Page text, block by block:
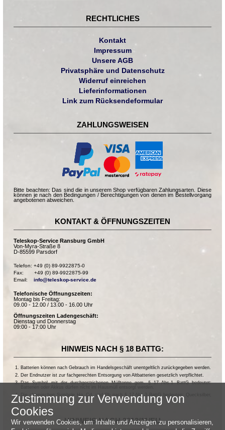
RECHTLICHES
Kontakt
Impressum
Unsere AGB
Privatsphäre und Datenschutz
Widerruf einreichen
Lieferinformationen
Link zum Rücksendeformular
ZAHLUNGSWEISEN
Bitte beachten: Das sind die in unserem Shop verfügbaren Zahlungsarten. Diese
können je nach den Bedingungen / Berechtigungen von denen im Bestellvorgang
angebotenen abweichen.
KONTAKT & ÖFFNUNGSZEITEN
Teleskop-Service Ransburg GmbH
Von-Myra-Straße 8
D-85599 Parsdorf
Telefon: +49 (0) 89-9922875-0
Fax:       +49 (0) 89-9922875-99
Email: info@teleskop-service.de
Telefonische Öffnungszeiten:
Montag bis Freitag:
09.00 - 12.00 / 13.00 - 16.00 Uhr
Öffnungszeiten Ladengeschäft:
Dienstag und Donnerstag
09:00 - 17:00 Uhr
HINWEIS NACH § 18 BATTG:
Batterien können nach Gebrauch im Handelsgeschäft unentgeltlich zurückgegeben werden.
Der Endnutzer ist zur fachgerechten Entsorgung von Altbatterien gesetzlich verpflichtet.
Das Symbol mit der durchgestrichenen Mülltonne gem. § 17 Abs.1 BattG bedeutet:
Die chemischen Symbole Hg, Cd, und Pb nach § 17 Abs.3 BattG bedeuten: Quecksilber,
Cadmium und Blei.
HINWEIS NACH 2013/11/EU
Zustimmung zur Verwendung von
Cookies
Wir verwenden Cookies, um Inhalte und Anzeigen zu personalisieren,